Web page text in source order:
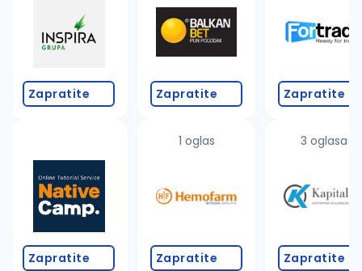
Zapratite
Zapratite
Zapratite
1 oglas
Zapratite
Zapratite
3 oglasa
Zapratite